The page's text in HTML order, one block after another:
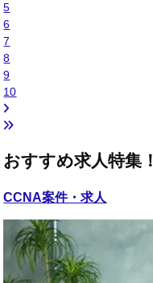
5
6
7
8
9
10
おすすめ求人特集！
CCNA案件・求人